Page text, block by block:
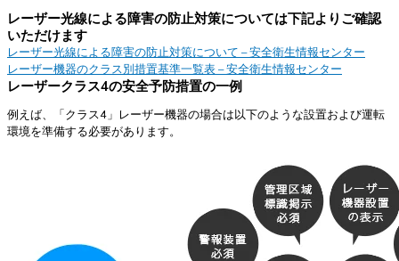
レーザー光線による障害の防止対策については下記よりご確認
いただけます
レーザー光線による障害の防止対策について – 安全衛生情報センター
レーザー機器のクラス別措置基準一覧表 – 安全衛生情報センター
レーザークラス4の安全予防措置の一例
例えば、「クラス4」レーザー機器の場合は以下のような設置および運転
環境を準備する必要があります。